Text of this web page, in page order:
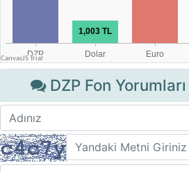
DZP Fon Yorumları